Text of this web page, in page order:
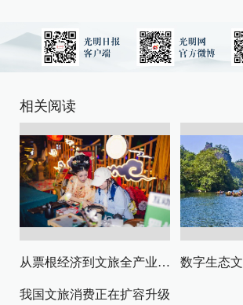
相关阅读
从票根经济到文旅全产业链升级
我国文旅消费正在扩容升级